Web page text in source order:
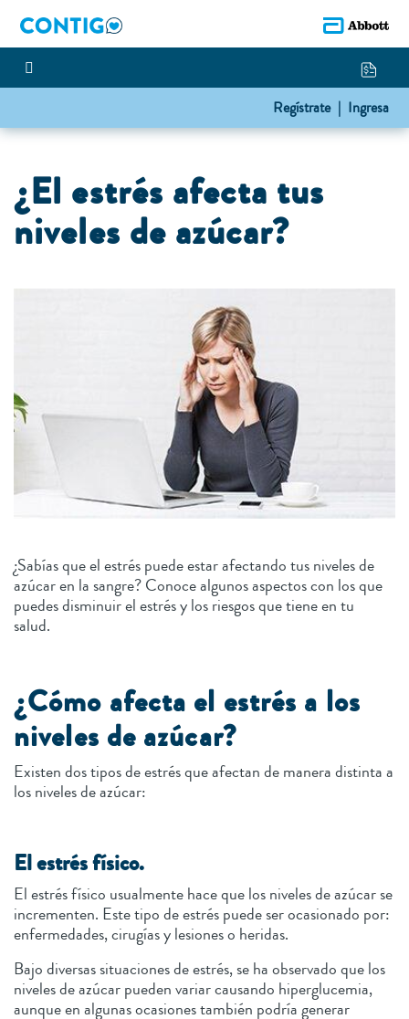
Regístrate | Ingresa
¿El estrés afecta tus
niveles de azúcar?
¿Sabías que el estrés puede estar afectando tus niveles de
azúcar en la sangre? Conoce algunos aspectos con los que
puedes disminuir el estrés y los riesgos que tiene en tu
salud.
¿Cómo afecta el estrés a los
niveles de azúcar?
Existen dos tipos de estrés que afectan de manera distinta a
los niveles de azúcar:
El estrés físico.
El estrés físico usualmente hace que los niveles de azúcar se
incrementen. Este tipo de estrés puede ser ocasionado por:
enfermedades, cirugías y lesiones o heridas.
Bajo diversas situaciones de estrés, se ha observado que los
niveles de azúcar pueden variar causando hiperglucemia,
aunque en algunas ocasiones también podría generar